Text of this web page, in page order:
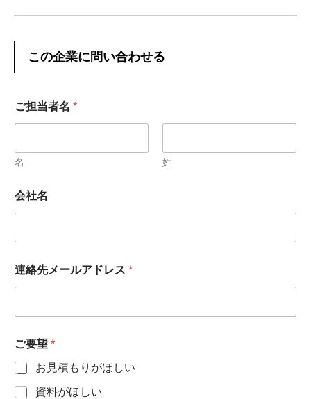
この企業に問い合わせる
ご担当者名 *
名 姓
会社名
築
さ
サ
ー
ビ
ス
の
連絡先メールアドレス *
ご要望 *
お見積もりがほしい
資料がほしい